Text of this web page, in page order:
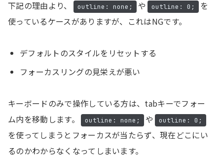
下記の理由より、 outline: none; や outline: 0;
を
使っているケースがありますが、これはNGです。
デフォルトのスタイルをリセットする
フォーカスリングの見栄えが悪い
キーボードのみで操作している方は、tabキーでフォー
ム内を移動します。
outline: none; や outline: 0;
を使ってしまうとフォーカスが当たらず、現在どこにい
るのかわからなくなってしまいます。